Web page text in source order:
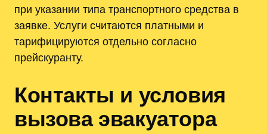
при указании типа транспортного средства в
заявке. Услуги считаются платными и
тарифицируются отдельно согласно
прейскуранту.
Контакты и условия
вызова эвакуатора